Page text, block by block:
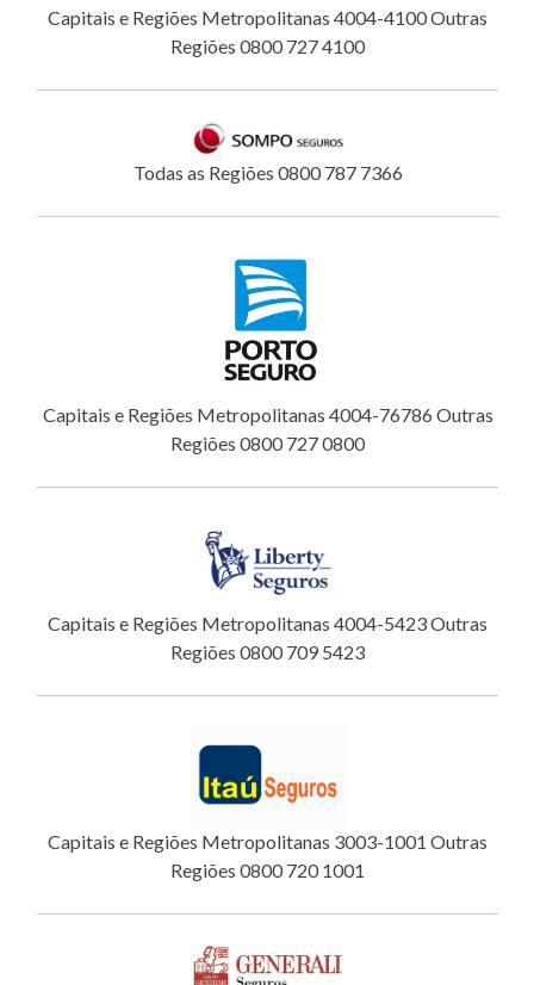
Capitais e Regiões Metropolitanas 4004-4100 Outras
Regiões 0800 727 4100
Todas as Regiões 0800 787 7366
Capitais e Regiões Metropolitanas 4004-76786 Outras
Regiões 0800 727 0800
Capitais e Regiões Metropolitanas 4004-5423 Outras
Regiões 0800 709 5423
Capitais e Regiões Metropolitanas 3003-1001 Outras
Regiões 0800 720 1001